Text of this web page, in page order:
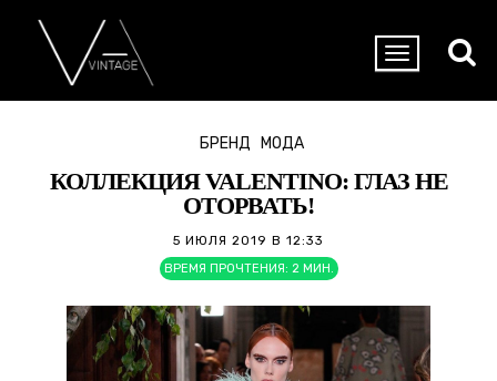
БРЕНД МОДА
КОЛЛЕКЦИЯ VALENTINO: ГЛАЗ НЕ
ОТОРВАТЬ!
5 ИЮЛЯ 2019 В 12:33
ВРЕМЯ ПРОЧТЕНИЯ: 2 МИН.